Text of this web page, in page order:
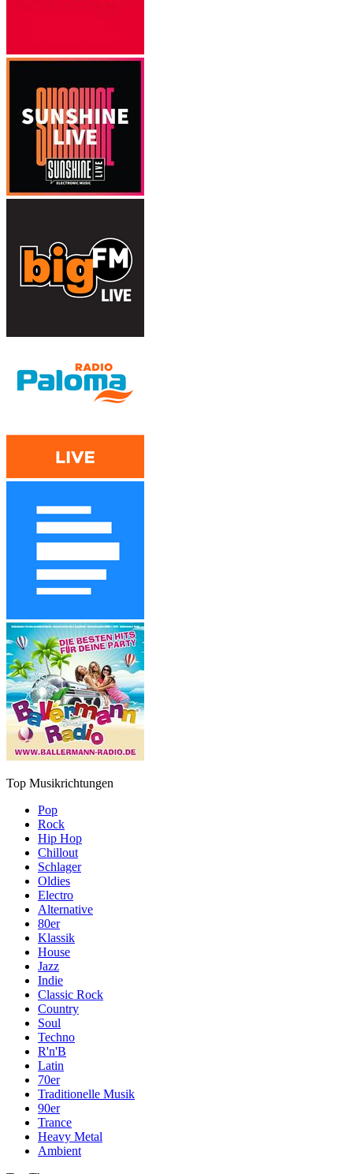
Top Musikrichtungen
Pop
Rock
Hip Hop
Chillout
Schlager
Oldies
Electro
Alternative
80er
Klassik
House
Jazz
Indie
Classic Rock
Country
Soul
Techno
R'n'B
Latin
70er
Traditionelle Musik
90er
Trance
Heavy Metal
Ambient